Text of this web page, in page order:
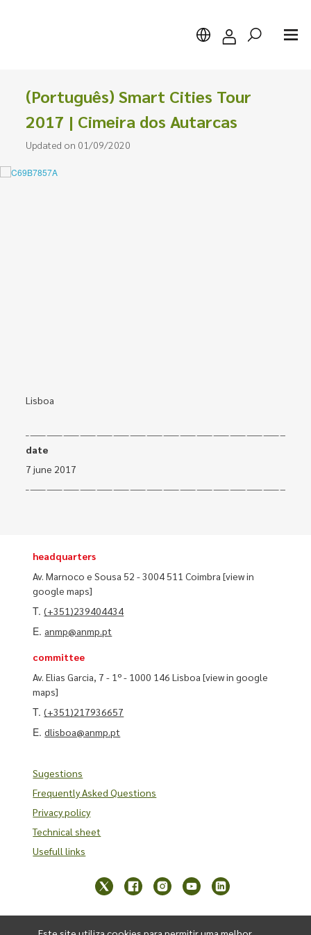
Search
(Português) Smart Cities Tour
2017 | Cimeira dos Autarcas
Updated on 01/09/2020
Lisboa
date
7 june 2017
headquarters
Av. Marnoco e Sousa 52 - 3004 511 Coimbra[view in
google maps]
T.(+351)239404434
E. anmp@anmp.pt
committee
Av. Elias Garcia, 7 - 1º - 1000 146 Lisboa[view in google
maps]
T.(+351)217936657
E.dlisboa@anmp.pt
Sugestions
Frequently Asked Questions
Privacy policy
Technical sheet
Usefull links